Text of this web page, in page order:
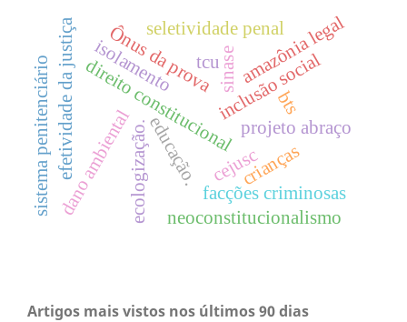
direito constitucional
isolamento inclusão social
educação. projeto abraço
efetividade da justiça cejusc
facções criminosas
sistema penitenciário crianças
sinaseamazônia legal
dano ambientalecologização.
Ônus da prova
seletividade penal
bts
neoconstitucionalismo
tcu
Artigos mais vistos nos últimos 90 dias